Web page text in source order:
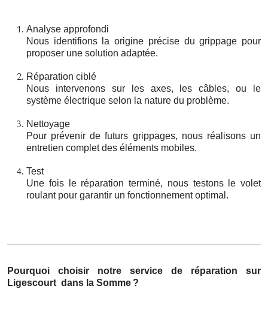
Analyse approfondi
Nous identifions la origine précise du grippage pour
proposer une solution adaptée.
Réparation ciblé
Nous intervenons sur les axes, les câbles, ou le
système électrique selon la nature du problème.
Nettoyage
Pour prévenir de futurs grippages, nous réalisons un
entretien complet des éléments mobiles.
Test
Une fois le réparation terminé, nous testons le volet
roulant pour garantir un fonctionnement optimal.
Pourquoi choisir notre service de réparation sur
Ligescourt dans la Somme ?